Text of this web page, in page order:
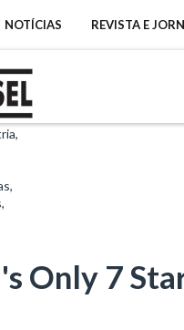
NOTÍCIAS REVISTA E
Only 7